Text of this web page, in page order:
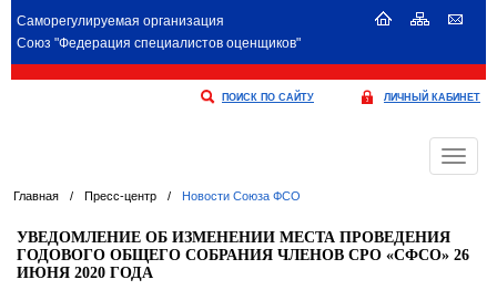
Саморегулируемая организация
Союз "Федерация специалистов оценщиков"
ПОИСК ПО САЙТУ ЛИЧНЫЙ КАБИНЕТ
Меню
Главная / Пресс-центр / Новости Союза ФСО
УВЕДОМЛЕНИЕ ОБ ИЗМЕНЕНИИ МЕСТА ПРОВЕДЕНИЯ
ГОДОВОГО ОБЩЕГО СОБРАНИЯ ЧЛЕНОВ СРО «СФСО» 26
ИЮНЯ 2020 ГОДА